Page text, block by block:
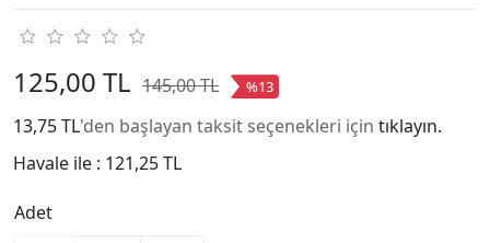
125,00 TL 145,00 TL %13
13,75 TL'den başlayan taksit seçenekleri için tıklayın.
Havale ile : 121,25 TL
Adet